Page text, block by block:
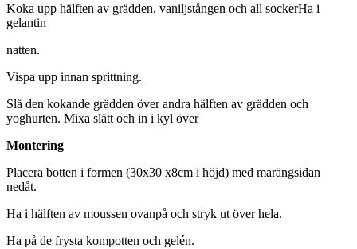
Koka upp hälften av grädden, vaniljstången och all sockerHa i
gelantin
natten.
Vispa upp innan sprittning.
Slå den kokande grädden över andra hälften av grädden och
yoghurten. Mixa slätt och in i kyl över
Montering
Placera botten i formen (30x30 x8cm i höjd) med marängsidan
nedåt.
Ha i hälften av moussen ovanpå och stryk ut över hela.
Ha på de frysta kompotten och gelén.